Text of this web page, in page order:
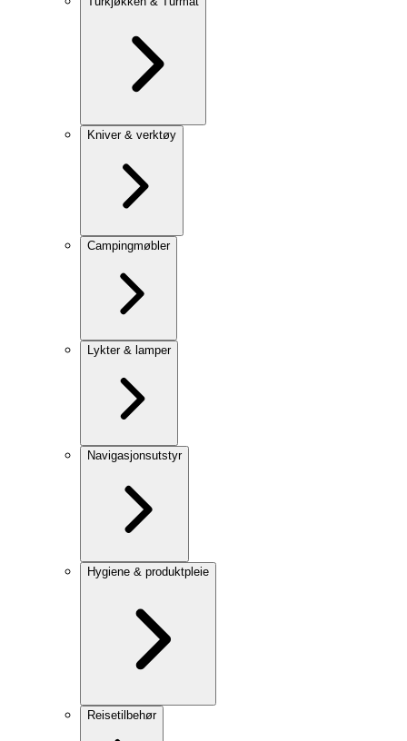
Kniver & verktøy
Campingmøbler
Lykter & lamper
Navigasjonsutstyr
Hygiene & produktpleie
Reisetilbehør